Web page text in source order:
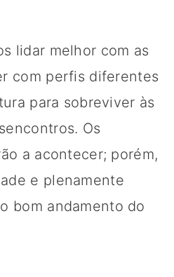
lidar melhor com as
com perfis diferentes
para sobreviver às
Os
a acontecer; porém,
e plenamente
bom andamento do